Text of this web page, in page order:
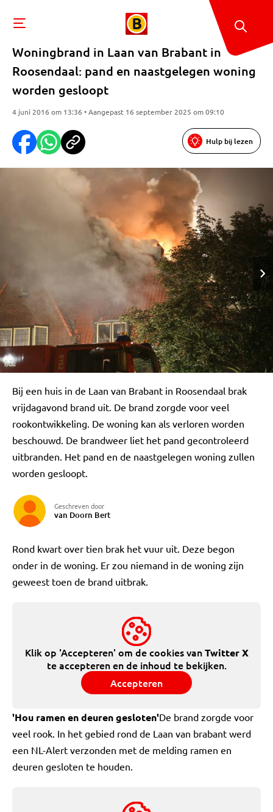
Woningbrand in Laan van Brabant in
Roosendaal: pand en naastgelegen woning
worden gesloopt
4 juni 2016 om 13:36 • Aangepast 16 september 2025 om 09:10
Hulp bij lezen
Bij een huis in de Laan van Brabant in Roosendaal brak
vrijdagavond brand uit. De brand zorgde voor veel
rookontwikkeling. De woning kan als verloren worden
beschouwd. De brandweer liet het pand gecontroleerd
uitbranden. Het pand en de naastgelegen woning zullen
worden gesloopt.
Geschreven door
van Doorn Bert
Rond kwart over tien brak het vuur uit. Deze begon
onder in de woning. Er zou niemand in de woning zijn
geweest toen de brand uitbrak.
Klik op 'Accepteren' om de cookies vanTwitter X
te accepteren en de inhoud te bekijken.
Accepteren
'Hou ramen en deuren gesloten'De brand zorgde voor
veel rook. In het gebied rond de Laan van brabant werd
een NL-Alert verzonden met de melding ramen en
deuren gesloten te houden.